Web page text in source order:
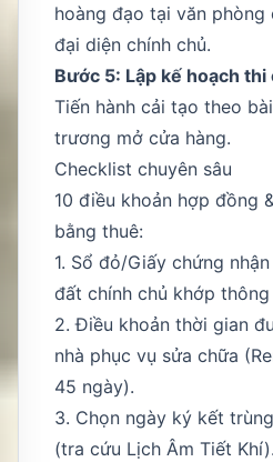
hoàng đạo tại văn phòng
đại diện chính chủ.
Bước 5: Lập kế hoạch
Tiến hành cải tạo theo
trương mở cửa hàng.
Checklist chuyên sâu
10 điều khoản hợp đồng
bằng thuê:
1. Sổ đỏ/Giấy chứng
đất chính chủ khớp
2. Điều khoản thời gian
nhà phục vụ sửa chữa
45 ngày).
3. Chọn ngày ký kết
(tra cứu Lịch Âm Tiết Khí).